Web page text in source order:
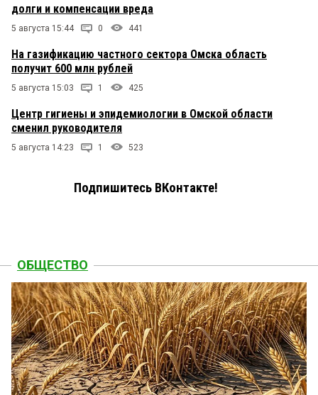
долги и компенсации вреда
5 августа 15:44 0 441
На газификацию частного сектора Омска область
получит 600 млн рублей
5 августа 15:03 1 425
Центр гигиены и эпидемиологии в Омской области
сменил руководителя
5 августа 14:23 1 523
Подпишитесь ВКонтакте!
ОБЩЕСТВО